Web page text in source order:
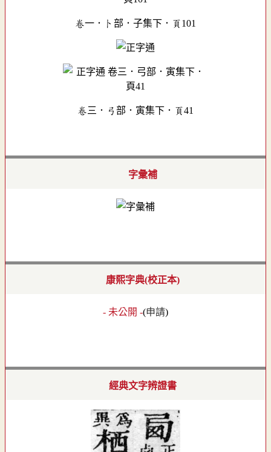
卷一．卜部．子集下．頁101
卷三．弓部．寅集下．頁41
字彙補
康熙字典(校正本)
- 未公開 -(申請)
經典文字辨證書